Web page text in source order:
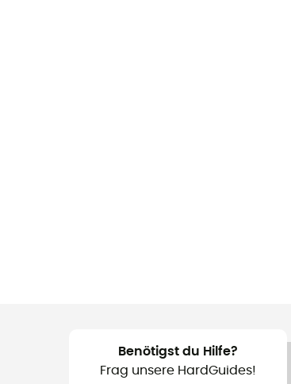
Benötigst du Hilfe?
Frag unsere HardGuides!